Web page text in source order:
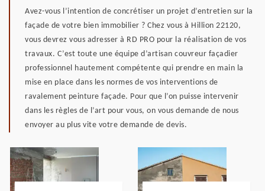
Avez-vous l’intention de concrétiser un projet d’entretien sur la
façade de votre bien immobilier ? Chez vous à Hillion 22120,
vous devrez vous adresser à RD PRO pour la réalisation de vos
travaux. C’est toute une équipe d’artisan couvreur façadier
professionnel hautement compétente qui prendre en main la
mise en place dans les normes de vos interventions de
ravalement peinture façade. Pour que l’on puisse intervenir
dans les règles de l’art pour vous, on vous demande de nous
envoyer au plus vite votre demande de devis.